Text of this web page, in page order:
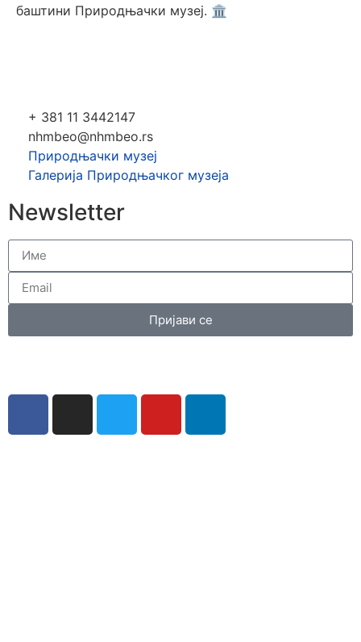
баштини Природњачки музеј. 🏛️
+ 381 11 3442147
nhmbeo@nhmbeo.rs
Природњачки музеј
Галерија Природњачког музеја
Newsletter
Пријави се